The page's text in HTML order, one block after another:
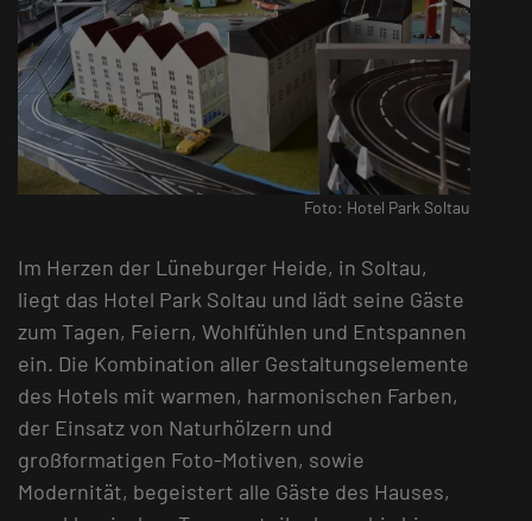
Foto: Hotel Park Soltau
Im Herzen der Lüneburger Heide, in Soltau,
liegt das Hotel Park Soltau und lädt seine Gäste
zum Tagen, Feiern, Wohlfühlen und Entspannen
ein. Die Kombination aller Gestaltungselemente
des Hotels mit warmen, harmonischen Farben,
der Einsatz von Naturhölzern und
großformatigen Foto-Motiven, sowie
Modernität, begeistert alle Gäste des Hauses,